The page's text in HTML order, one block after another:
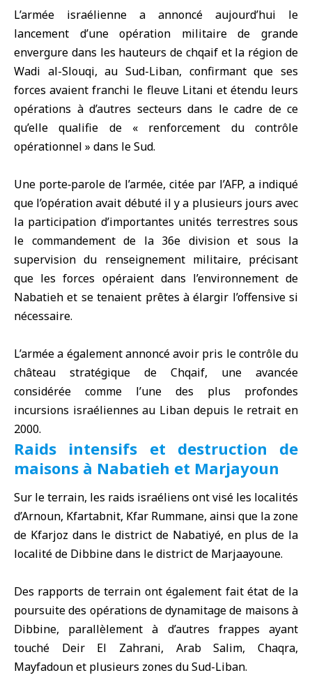
L’armée israélienne a annoncé aujourd’hui le
lancement d’une opération militaire de grande
envergure dans les hauteurs de chqaif et la région de
Wadi al-Slouqi, au Sud-Liban, confirmant que ses
forces avaient franchi le fleuve Litani et étendu leurs
opérations à d’autres secteurs dans le cadre de ce
qu’elle qualifie de « renforcement du contrôle
opérationnel » dans le Sud.
Une porte‑parole de l’armée, citée par l’AFP, a indiqué
que l’opération avait débuté il y a plusieurs jours avec
la participation d’importantes unités terrestres sous
le commandement de la 36e division et sous la
supervision du renseignement militaire, précisant
que les forces opéraient dans l’environnement de
Nabatieh et se tenaient prêtes à élargir l’offensive si
nécessaire.
L’armée a également annoncé avoir pris le contrôle du
château stratégique de Chqaif, une avancée
considérée comme l’une des plus profondes
incursions israéliennes au Liban depuis le retrait en
2000.
Raids intensifs et destruction de
maisons à Nabatieh et Marjayoun
Sur le terrain, les raids israéliens ont visé les localités
d’Arnoun, Kfartabnit, Kfar Rummane, ainsi que la zone
de Kfarjoz dans le district de Nabatiyé, en plus de la
localité de Dibbine dans le district de Marjaayoune.
Des rapports de terrain ont également fait état de la
poursuite des opérations de dynamitage de maisons à
Dibbine, parallèlement à d’autres frappes ayant
touché Deir El Zahrani, Arab Salim, Chaqra,
Mayfadoun et plusieurs zones du Sud-Liban.